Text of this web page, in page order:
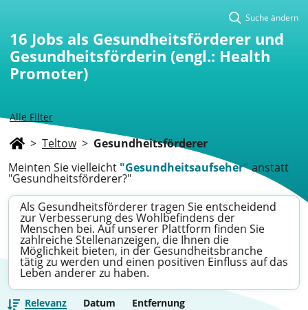
Alle Filter
Suche ändern
16 Jobs als Gesundheitsförderer und
Gesundheitsförderin (engl.: Health
Promoter)
> Teltow > Gesundheitsförderer
Meinten Sie vielleicht "Gesundheitsaufseher"anstatt
"Gesundheitsförderer?"
Als Gesundheitsförderer tragen Sie entscheidend
zur Verbesserung des Wohlbefindens der
Menschen bei. Auf unserer Plattform finden Sie
zahlreiche Stellenanzeigen, die Ihnen die
Möglichkeit bieten, in der Gesundheitsbranche
tätig zu werden und einen positiven Einfluss auf das
Leben anderer zu haben.
Relevanz Datum Entfernung